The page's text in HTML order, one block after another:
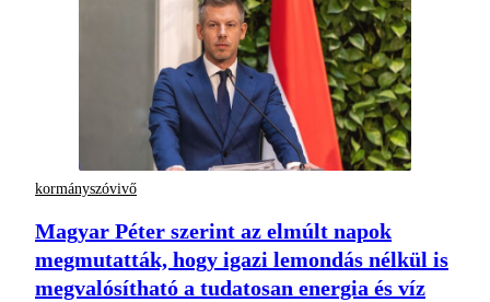
kormányszóvivő
Magyar Péter szerint az elmúlt napok
megmutatták, hogy igazi lemondás nélkül is
megvalósítható a tudatosan energia és víz